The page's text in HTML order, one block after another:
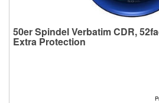
50er Spindel Verbatim CDR,
Extra Protection